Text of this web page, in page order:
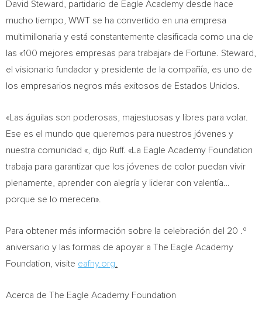
David Steward
, partidario de Eagle Academy desde hace
mucho tiempo, WWT se ha convertido en una empresa
multimillonaria y está constantemente clasificada como una de
las «100 mejores empresas para trabajar» de Fortune. Steward,
el visionario fundador y presidente de la compañía, es uno de
los empresarios negros más exitosos de Estados Unidos.
«Las águilas son poderosas, majestuosas y libres para volar.
Ese es el mundo que queremos para nuestros jóvenes y
nuestra comunidad «, dijo Ruff. «La Eagle Academy Foundation
trabaja para garantizar que los jóvenes de color puedan vivir
plenamente, aprender con alegría y liderar con valentía…
porque se lo merecen».
Para obtener más información sobre la celebración del 20 .º
aniversario y las formas de apoyar a The Eagle Academy
Foundation, visite eafny.org
Acerca de The Eagle Academy Foundation